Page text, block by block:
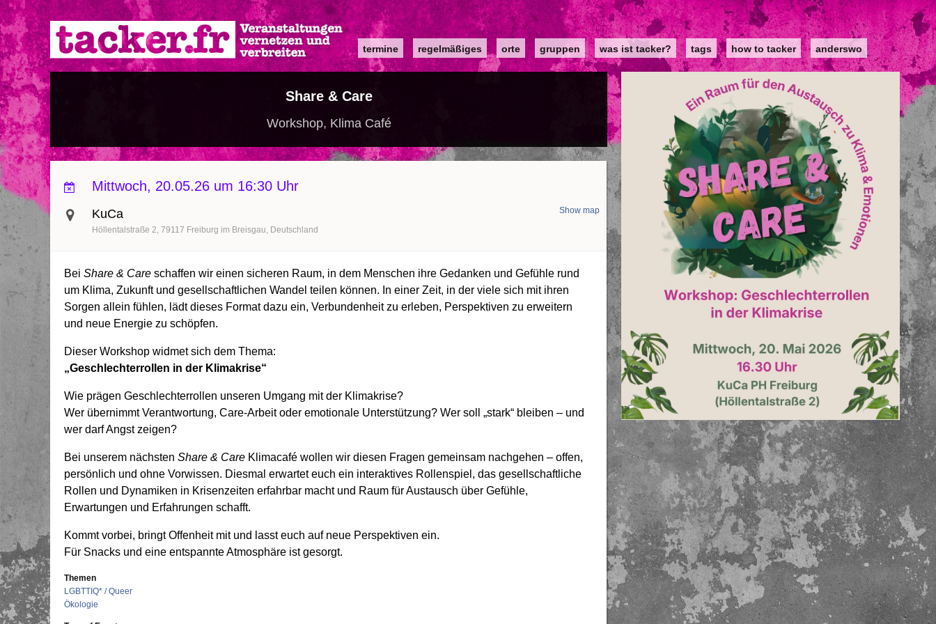
Direkt
zum
Inhalt
Main
navigation
termine regelmäßiges orte gruppen was ist tacker? tags how to tacker anderswo
Share & Care
Workshop, Klima Café
Mittwoch, 20.05.26 um 16:30 Uhr
KuCa
Höllentalstraße 2 79117 Freiburg im Breisgau Deutschland
Show map
Bei Share & Care schaffen wir einen sicheren Raum, in dem Menschen ihre Gedanken und Gefühle rund
um Klima, Zukunft und gesellschaftlichen Wandel teilen können. In einer Zeit, in der viele sich mit ihren
Sorgen allein fühlen, lädt dieses Format dazu ein, Verbundenheit zu erleben, Perspektiven zu erweitern
und neue Energie zu schöpfen.
Dieser Workshop widmet sich dem Thema:
„Geschlechterrollen in der Klimakrise“
Wie prägen Geschlechterrollen unseren Umgang mit der Klimakrise?
Wer übernimmt Verantwortung, Care-Arbeit oder emotionale Unterstützung? Wer soll „stark“ bleiben – und
wer darf Angst zeigen?
Bei unserem nächsten Share & Care Klimacafé wollen wir diesen Fragen gemeinsam nachgehen – offen,
persönlich und ohne Vorwissen. Diesmal erwartet euch ein interaktives Rollenspiel, das gesellschaftliche
Rollen und Dynamiken in Krisenzeiten erfahrbar macht und Raum für Austausch über Gefühle,
Erwartungen und Erfahrungen schafft.
Kommt vorbei, bringt Offenheit mit und lasst euch auf neue Perspektiven ein.
Für Snacks und eine entspannte Atmosphäre ist gesorgt.
Themen
LGBTTIQ* / Queer
Ökologie